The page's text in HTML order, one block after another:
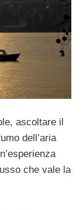
ascoltare il
dell’aria
che vale la